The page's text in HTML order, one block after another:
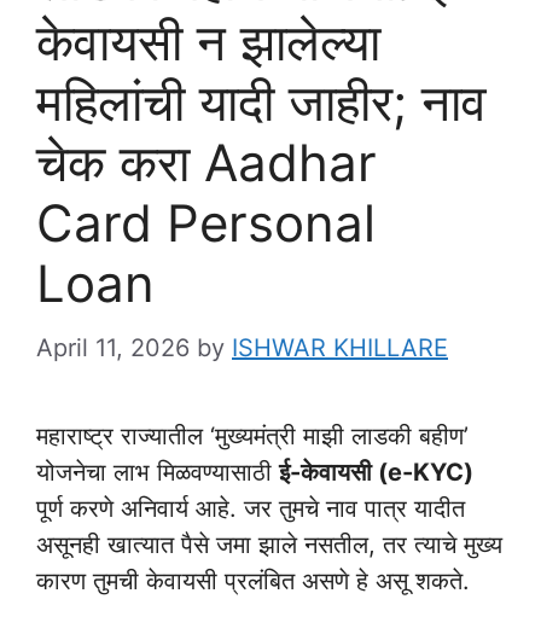
केवायसी न झालेल्या
महिलांची यादी जाहीर; नाव
चेक करा Aadhar
Card Personal
Loan
April 11, 2026 by ISHWAR KHILLARE
महाराष्ट्र राज्यातील ‘मुख्यमंत्री माझी लाडकी बहीण’
योजनेचा लाभ मिळवण्यासाठीई-केवायसी (e-KYC)
पूर्ण करणे अनिवार्य आहे. जर तुमचे नाव पात्र यादीत
असूनही खात्यात पैसे जमा झाले नसतील, तर त्याचे मुख्य
कारण तुमची केवायसी प्रलंबित असणे हे असू शकते.